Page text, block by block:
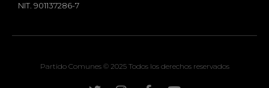
NIT. 901137286-7
Partido Comunes © 2025 Todos los derechos reservados